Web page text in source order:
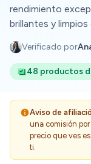
rendimiento
brillantes y
Verificado por
48 productos
Aviso de
una comisión por
precio que ves
ti.